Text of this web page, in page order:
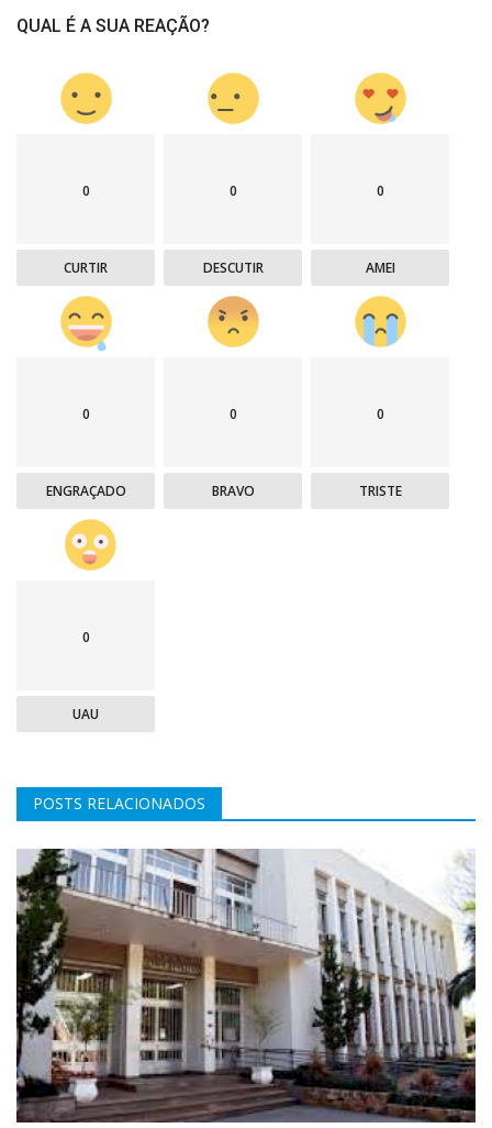
QUAL É A SUA REAÇÃO?
0
CURTIR
0
DESCUTIR
0
AMEI
0
ENGRAÇADO
0
BRAVO
0
TRISTE
0
UAU
POSTS RELACIONADOS